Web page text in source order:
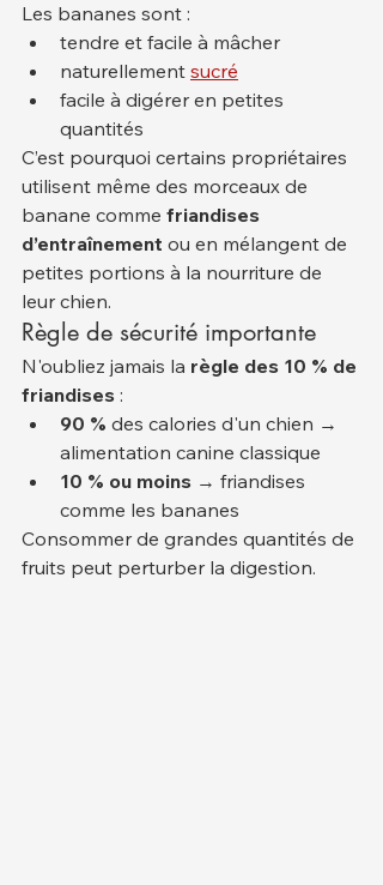
Les bananes sont :
tendre et facile à mâcher
naturellement sucré
facile à digérer en petites
quantités
C’est pourquoi certains propriétaires
utilisent même des morceaux de
banane comme friandises
d’entraînement ou en mélangent de
petites portions à la nourriture de
leur chien.
Règle de sécurité importante
N'oubliez jamais la règle des 10 % de
friandises :
90 % des calories d'un chien →
alimentation canine classique
10 % ou moins → friandises
comme les bananes
Consommer de grandes quantités de
fruits peut perturber la digestion.